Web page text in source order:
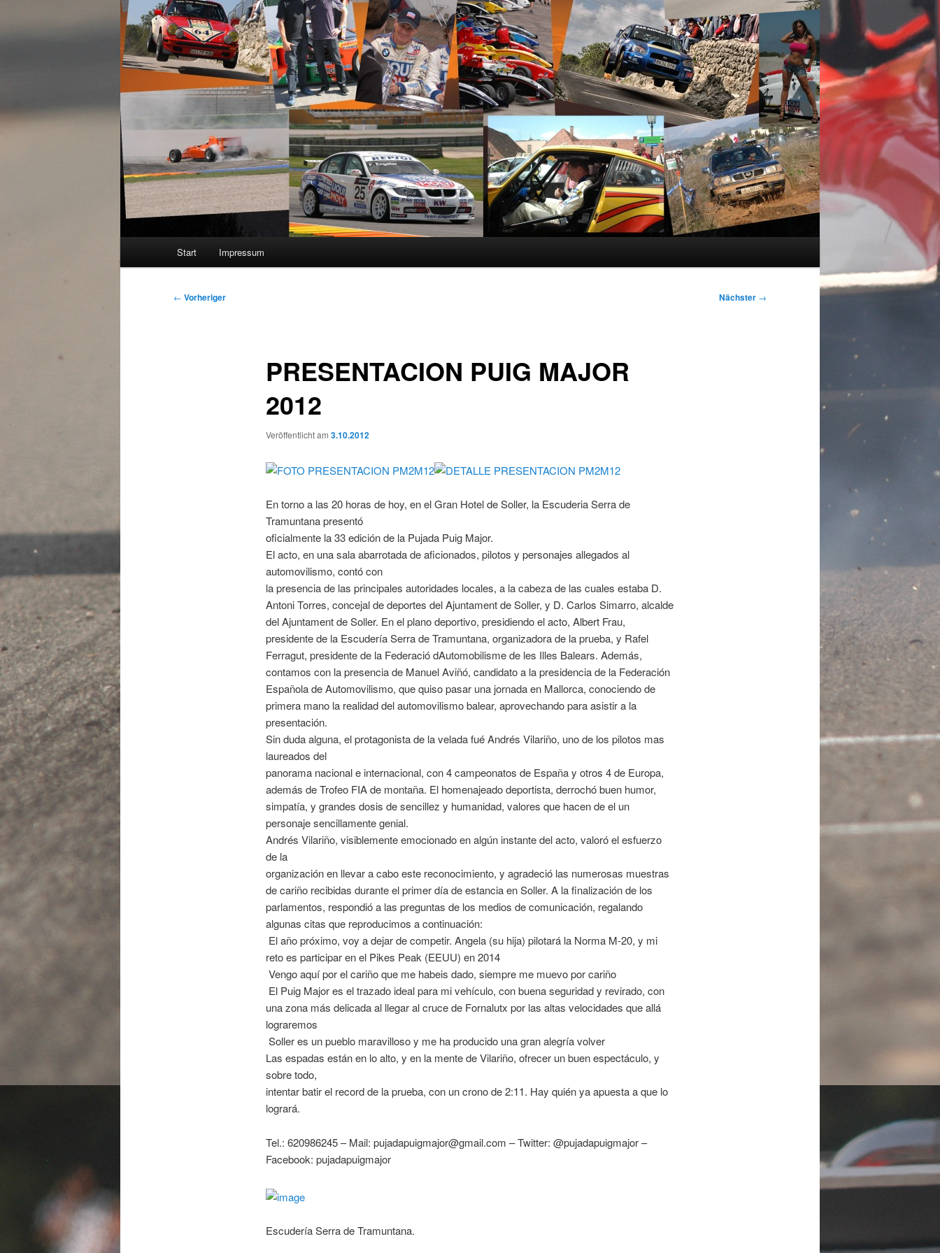
Start Impressum
Beitragsnavigation
← Vorheriger Nächster →
PRESENTACION PUIG MAJOR
2012
Veröffentlicht am 3.10.2012
En torno a las 20 horas de hoy, en el Gran Hotel de Soller, la Escuderia Serra de
Tramuntana presentó
oficialmente la 33 edición de la Pujada Puig Major.
El acto, en una sala abarrotada de aficionados, pilotos y personajes allegados al
automovilismo, contó con
la presencia de las principales autoridades locales, a la cabeza de las cuales estaba D.
Antoni Torres, concejal de deportes del Ajuntament de Soller, y D. Carlos Simarro, alcalde
del Ajuntament de Soller. En el plano deportivo, presidiendo el acto, Albert Frau,
presidente de la Escudería Serra de Tramuntana, organizadora de la prueba, y Rafel
Ferragut, presidente de la Federació dAutomobilisme de les Illes Balears. Además,
contamos con la presencia de Manuel Aviñó, candidato a la presidencia de la Federación
Española de Automovilismo, que quiso pasar una jornada en Mallorca, conociendo de
primera mano la realidad del automovilismo balear, aprovechando para asistir a la
presentación.
Sin duda alguna, el protagonista de la velada fué Andrés Vilariño, uno de los pilotos mas
laureados del
panorama nacional e internacional, con 4 campeonatos de España y otros 4 de Europa,
además de Trofeo FIA de montaña. El homenajeado deportista, derrochó buen humor,
simpatía, y grandes dosis de sencillez y humanidad, valores que hacen de el un
personaje sencillamente genial.
Andrés Vilariño, visiblemente emocionado en algún instante del acto, valoró el esfuerzo
de la
organización en llevar a cabo este reconocimiento, y agradeció las numerosas muestras
de cariño recibidas durante el primer día de estancia en Soller. A la finalización de los
parlamentos, respondió a las preguntas de los medios de comunicación, regalando
algunas citas que reproducimos a continuación:
 El año próximo, voy a dejar de competir. Angela (su hija) pilotará la Norma M-20, y mi
reto es participar en el Pikes Peak (EEUU) en 2014 
 Vengo aquí por el cariño que me habeis dado, siempre me muevo por cariño 
 El Puig Major es el trazado ideal para mi vehículo, con buena seguridad y revirado, con
una zona más delicada al llegar al cruce de Fornalutx por las altas velocidades que allá
lograremos 
 Soller es un pueblo maravilloso y me ha producido una gran alegría volver 
Las espadas están en lo alto, y en la mente de Vilariño, ofrecer un buen espectáculo, y
sobre todo,
intentar batir el record de la prueba, con un crono de 2:11. Hay quién ya apuesta a que lo
logrará.
Tel.: 620986245 – Mail: pujadapuigmajor@gmail.com – Twitter: @pujadapuigmajor –
Facebook: pujadapuigmajor
Escudería Serra de Tramuntana.